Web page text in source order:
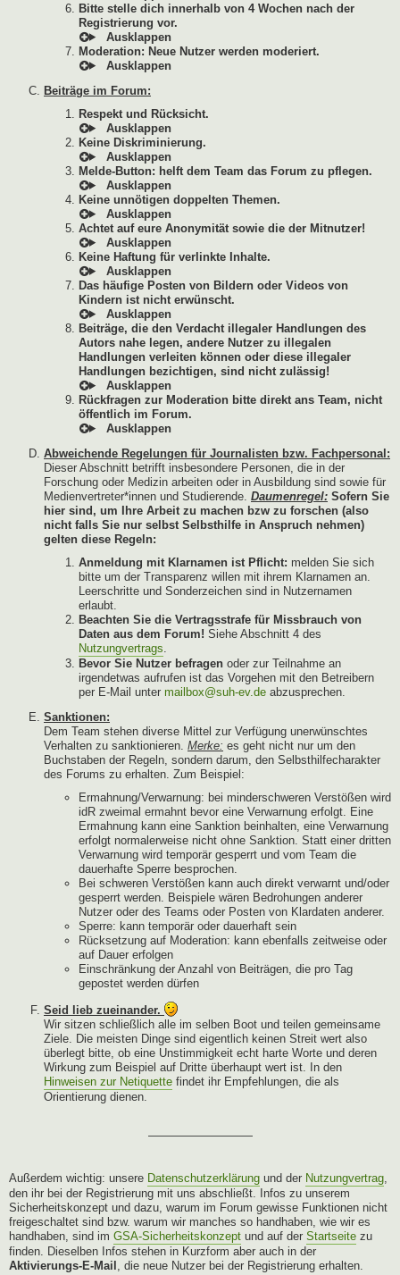
Bitte stelle dich innerhalb von 4 Wochen nach der
Registrierung vor.
Moderation: Neue Nutzer werden moderiert.
Beiträge im Forum:
Respekt und Rücksicht.
Keine Diskriminierung.
Melde-Button: helft dem Team das Forum zu pflegen.
Keine unnötigen doppelten Themen.
Achtet auf eure Anonymität sowie die der Mitnutzer!
Keine Haftung für verlinkte Inhalte.
Das häufige Posten von Bildern oder Videos von
Kindern ist nicht erwünscht.
Beiträge, die den Verdacht illegaler Handlungen des
Autors nahe legen, andere Nutzer zu illegalen
Handlungen verleiten können oder diese illegaler
Handlungen bezichtigen, sind nicht zulässig!
Rückfragen zur Moderation bitte direkt ans Team, nicht
öffentlich im Forum.
Abweichende Regelungen für Journalisten bzw. Fachpersonal:
Dieser Abschnitt betrifft insbesondere Personen, die in der
Forschung oder Medizin arbeiten oder in Ausbildung sind sowie für
Medienvertreter*innen und Studierende. Daumenregel: Sofern Sie
hier sind, um Ihre Arbeit zu machen bzw zu forschen (also
nicht falls Sie nur selbst Selbsthilfe in Anspruch nehmen)
gelten diese Regeln:
Anmeldung mit Klarnamen ist Pflicht: melden Sie sich
bitte um der Transparenz willen mit ihrem Klarnamen an.
Leerschritte und Sonderzeichen sind in Nutzernamen
erlaubt.
Beachten Sie die Vertragsstrafe für Missbrauch von
Daten aus dem Forum! Siehe Abschnitt 4 des
Nutzungvertrags.
Bevor Sie Nutzer befragen oder zur Teilnahme an
irgendetwas aufrufen ist das Vorgehen mit den Betreibern
per E-Mail unter mailbox@suh-ev.de abzusprechen.
Sanktionen:
Dem Team stehen diverse Mittel zur Verfügung unerwünschtes
Verhalten zu sanktionieren. Merke: es geht nicht nur um den
Buchstaben der Regeln, sondern darum, den Selbsthilfecharakter
des Forums zu erhalten. Zum Beispiel:
Ermahnung/Verwarnung: bei minderschweren Verstößen wird
idR zweimal ermahnt bevor eine Verwarnung erfolgt. Eine
Ermahnung kann eine Sanktion beinhalten, eine Verwarnung
erfolgt normalerweise nicht ohne Sanktion. Statt einer dritten
Verwarnung wird temporär gesperrt und vom Team die
dauerhafte Sperre besprochen.
Bei schweren Verstößen kann auch direkt verwarnt und/oder
gesperrt werden. Beispiele wären Bedrohungen anderer
Nutzer oder des Teams oder Posten von Klardaten anderer.
Sperre: kann temporär oder dauerhaft sein
Rücksetzung auf Moderation: kann ebenfalls zeitweise oder
auf Dauer erfolgen
Einschränkung der Anzahl von Beiträgen, die pro Tag
gepostet werden dürfen
Seid lieb zueinander.
Wir sitzen schließlich alle im selben Boot und teilen gemeinsame
Ziele. Die meisten Dinge sind eigentlich keinen Streit wert also
überlegt bitte, ob eine Unstimmigkeit echt harte Worte und deren
Wirkung zum Beispiel auf Dritte überhaupt wert ist. In den
Hinweisen zur Netiquette findet ihr Empfehlungen, die als
Orientierung dienen.
—————————
Außerdem wichtig: unsere Datenschutzerklärung und der Nutzungvertrag,
den ihr bei der Registrierung mit uns abschließt. Infos zu unserem
Sicherheitskonzept und dazu, warum im Forum gewisse Funktionen nicht
freigeschaltet sind bzw. warum wir manches so handhaben, wie wir es
handhaben, sind im GSA-Sicherheitskonzept und auf der Startseite zu
finden. Dieselben Infos stehen in Kurzform aber auch in der
Aktivierungs-E-Mail , die neue Nutzer bei der Registrierung erhalten.